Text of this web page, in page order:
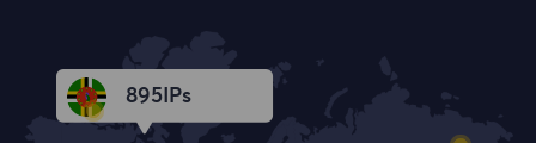
896 IPs